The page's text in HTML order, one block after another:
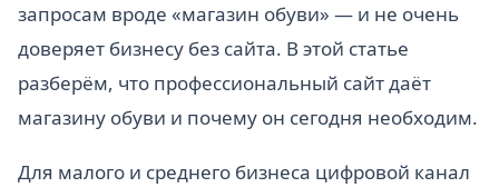
запросам вроде «магазин обуви» — и не очень
доверяет бизнесу без сайта. В этой статье
разберём, что профессиональный сайт даёт
магазину обуви и почему он сегодня необходим.
Для малого и среднего бизнеса цифровой канал